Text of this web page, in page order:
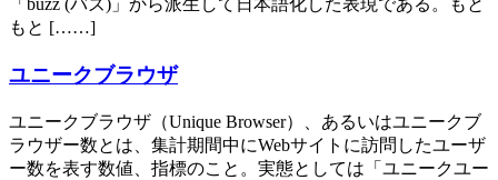
「buzz (バズ)」から派生して日本語化した表現である。もと
もと [……]
ユニークブラウザ
ユニークブラウザ（Unique Browser）、あるいはユニークブ
ラウザー数とは、集計期間中にWebサイトに訪問したユーザ
ー数を表す数値、指標のこと。実態としては「ユニークユー